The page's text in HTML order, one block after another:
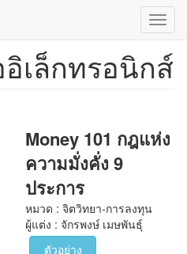
เล็กทรอนิกส์
Money 101 กฎแห่ง
ความมั่งคั่ง 9
ประการ
หมวด : จิตวิทยา-การลงทุน
ผู้แต่ง : จักรพงษ์ เมษพันธุ์
ตัวอย่าง